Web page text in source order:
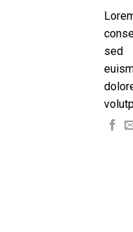
sed